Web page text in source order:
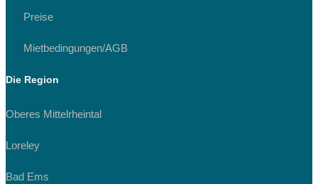
Preise
Mietbedingungen/AGB
Die Region
Oberes Mittelrheintal
Loreley
Bad Ems